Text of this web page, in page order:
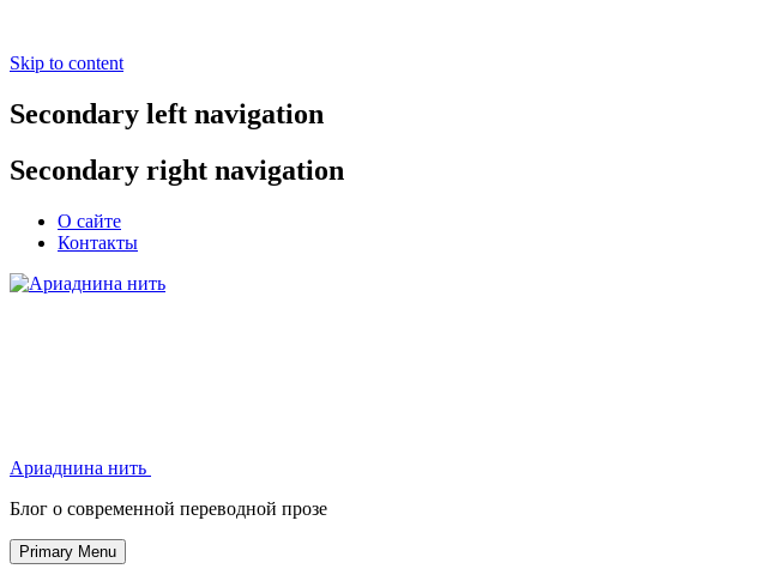
Skip to content
Secondary left navigation
Secondary right navigation
О сайте
Контакты
Ариаднина нить
Блог о современной переводной прозе
Primary Menu